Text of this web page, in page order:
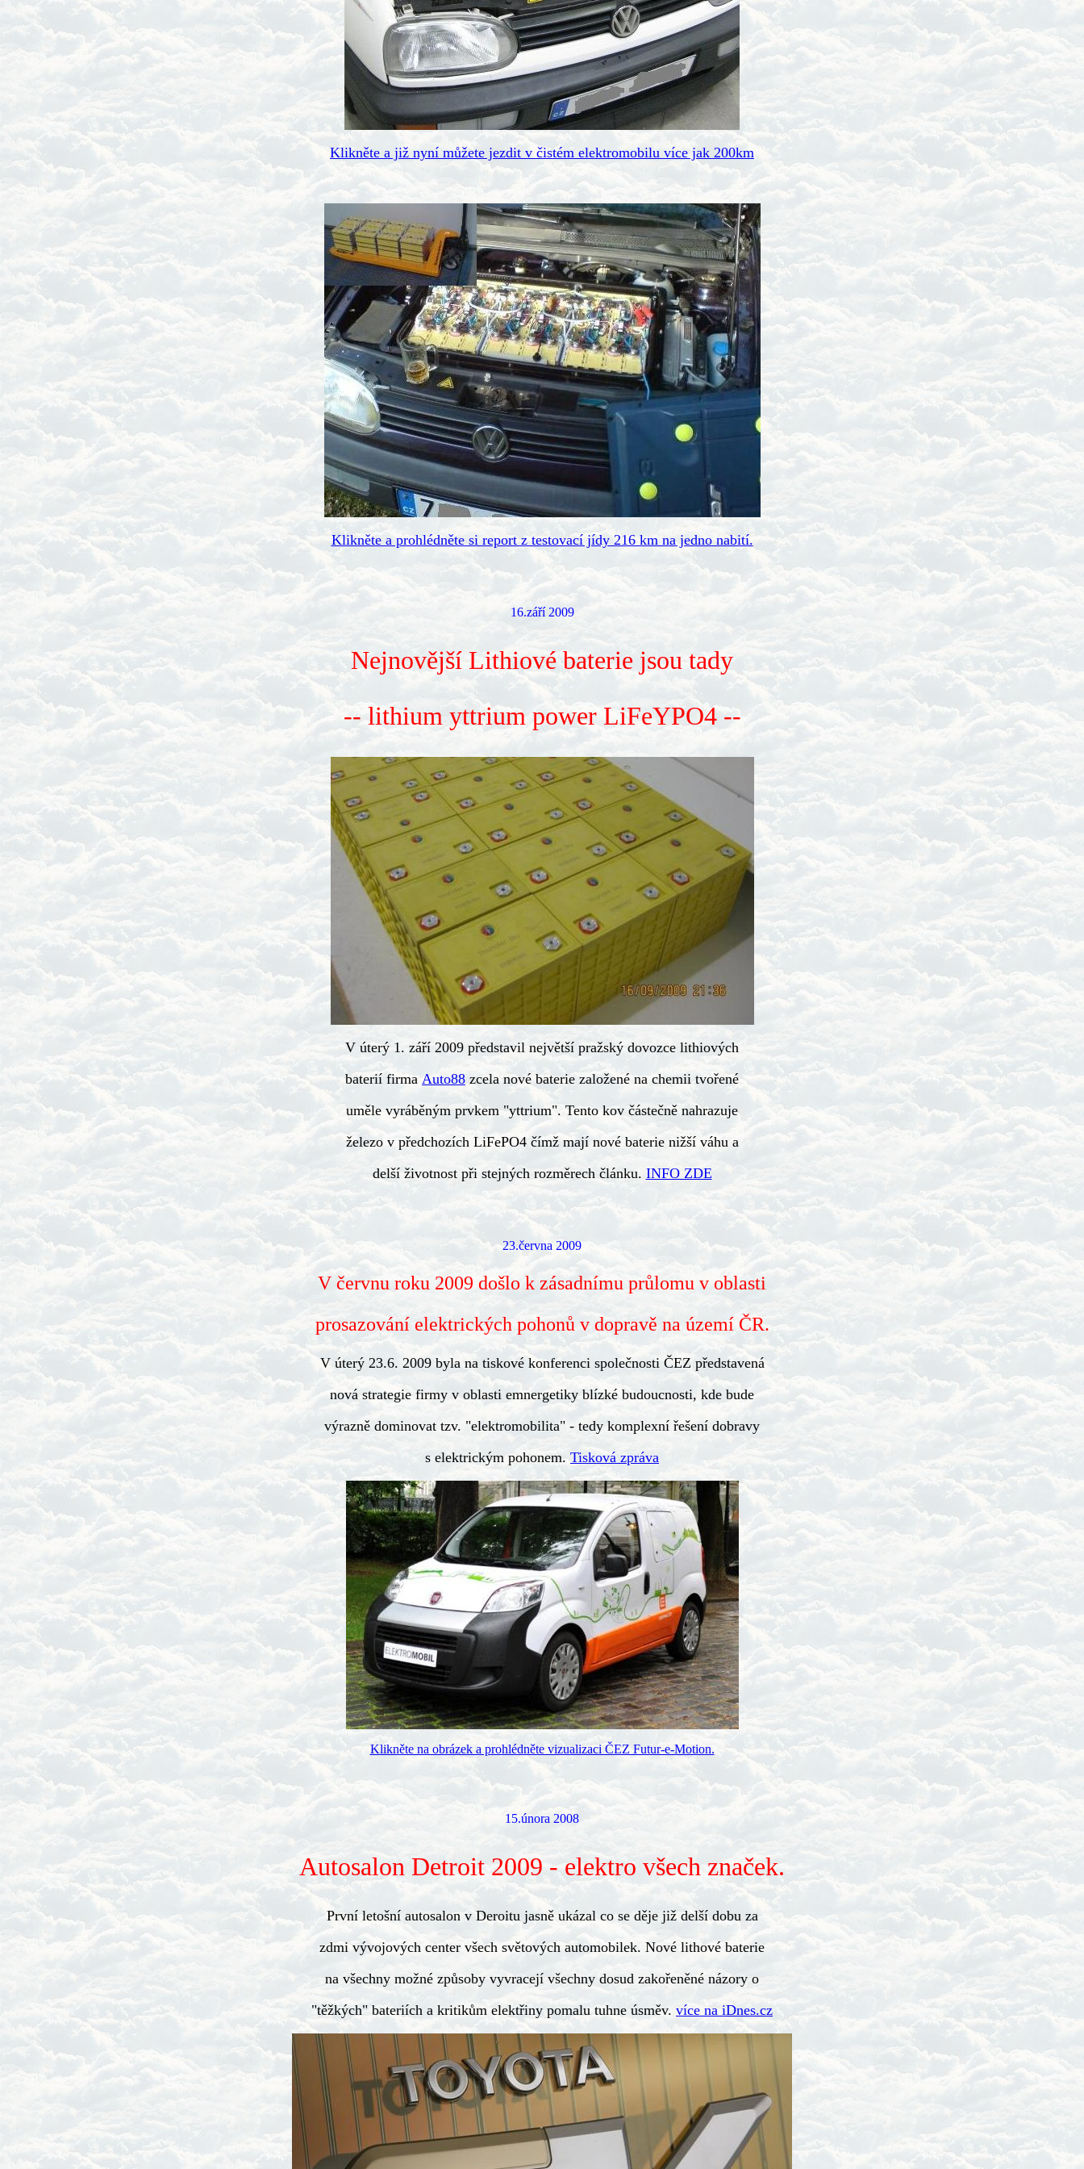
Klikněte a již nyní můžete jezdit v čistém elektromobilu více jak 200km
Klikněte a prohlédněte si report z testovací jídy 216 km na jedno nabití.
16.září 2009
Nejnovější Lithiové baterie jsou tady
-- lithium yttrium power LiFeYPO4 --
V úterý 1. září 2009 představil největší pražský dovozce lithiových
baterií firmaAuto88 zcela nové baterie založené na chemii tvořené
uměle vyráběným prvkem "yttrium". Tento kov částečně nahrazuje
železo v předchozích LiFePO4 čímž mají nové baterie nižší váhu a
delší životnost při stejných rozměrech článku. INFO ZDE
23.června 2009
V červnu roku 2009 došlo k zásadnímu průlomu v oblasti
prosazování elektrických pohonů v dopravě na území ČR.
V úterý 23.6. 2009 byla na tiskové konferenci společnosti ČEZ představená
nová strategie firmy v oblasti emnergetiky blízké budoucnosti, kde bude
výrazně dominovat tzv. "elektromobilita" - tedy komplexní řešení dobravy
s elektrickým pohonem. Tisková zpráva
Klikněte na obrázek a prohlédněte vizualizaci ČEZ Futur-e-Motion.
15.února 2008
Autosalon Detroit 2009 - elektro všech značek.
První letošní autosalon v Deroitu jasně ukázal co se děje již delší dobu za
zdmi vývojových center všech světových automobilek. Nové lithové baterie
na všechny možné způsoby vyvracejí všechny dosud zakořeněné názory o
"těžkých" bateriích a kritikům elektřiny pomalu tuhne úsměv. více na iDnes.cz